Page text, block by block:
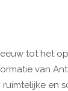
tot het
van
en